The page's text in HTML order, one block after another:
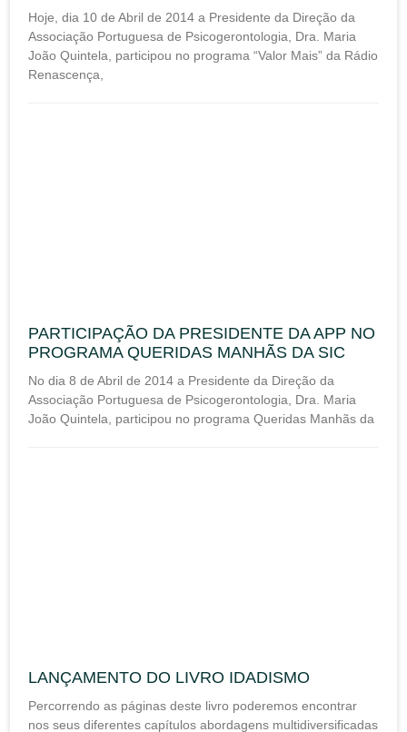
Hoje, dia 10 de Abril de 2014 a Presidente da Direção da
Associação Portuguesa de Psicogerontologia, Dra. Maria
João Quintela, participou no programa “Valor Mais” da Rádio
Renascença,
PARTICIPAÇÃO DA PRESIDENTE DA APP NO
PROGRAMA QUERIDAS MANHÃS DA SIC
No dia 8 de Abril de 2014 a Presidente da Direção da
Associação Portuguesa de Psicogerontologia, Dra. Maria
João Quintela, participou no programa Queridas Manhãs da
LANÇAMENTO DO LIVRO IDADISMO
Percorrendo as páginas deste livro poderemos encontrar
nos seus diferentes capítulos abordagens multidiversificadas